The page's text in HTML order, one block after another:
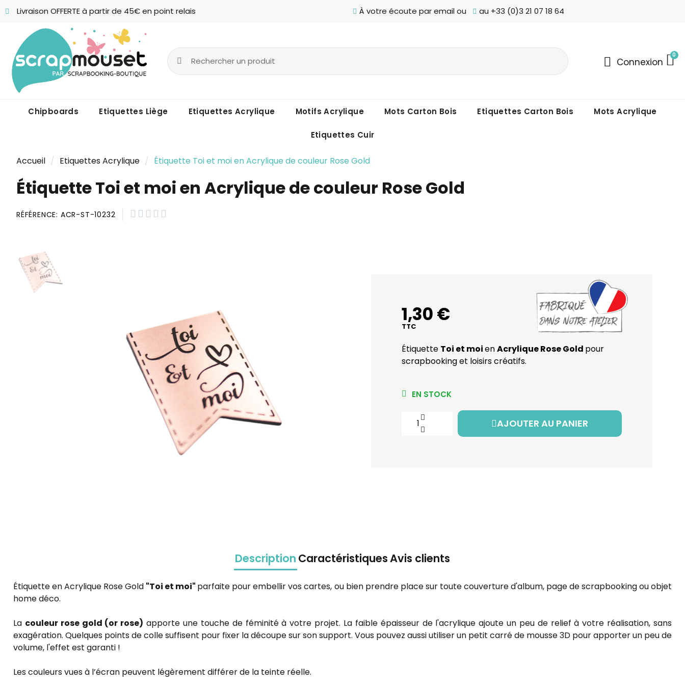
Livraison OFFERTE à partir de 45€ en point relais À votre écoute par email ou au +33 (0)3 21 07 18 64
Connexion
Chipboards Etiquettes Liège Etiquettes Acrylique Motifs Acrylique Mots Carton Bois Etiquettes Carton Bois Mots Acrylique
Etiquettes Cuir
Accueil Etiquettes Acrylique Étiquette Toi et moi en Acrylique de couleur Rose Gold
Étiquette Toi et moi en Acrylique de couleur Rose Gold
RÉFÉRENCE ACR-ST-10232     
1,30 €
TTC
Étiquette Toi et moienAcrylique Rose Gold pour
scrapbooking et loisirs créatifs.
EN STOCK
AJOUTER AU PANIER
Description CaractéristiquesAvis clients
Étiquette en Acrylique Rose Gold "Toi et moi" parfaite pour embellir vos cartes, ou bien prendre place sur toute couverture d'album, page de scrapbooking ou objet
home déco.
La couleur rose gold (or rose) apporte une touche de féminité à votre projet. La faible épaisseur de l'acrylique ajoute un peu de relief à votre réalisation, sans
exagération. Quelques points de colle suffisent pour fixer la découpe sur son support. Vous pouvez aussi utiliser un petit carré de mousse 3D pour apporter un peu de
volume, l'effet est garanti !
Les couleurs vues à l’écran peuvent légèrement différer de la teinte réelle.